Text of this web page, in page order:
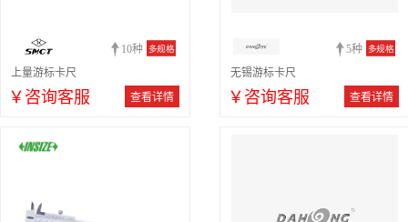
10种 多规格
上量游标卡尺
￥咨询客服 查看详情
5种 多规格
无锡游标卡尺
￥咨询客服 查看详情